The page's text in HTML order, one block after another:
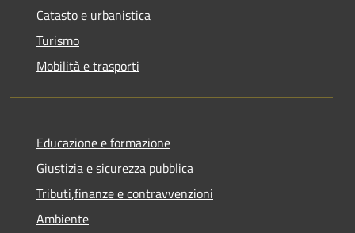
Catasto e urbanistica
Turismo
Mobilità e trasporti
Educazione e formazione
Giustizia e sicurezza pubblica
Tributi,finanze e contravvenzioni
Ambiente